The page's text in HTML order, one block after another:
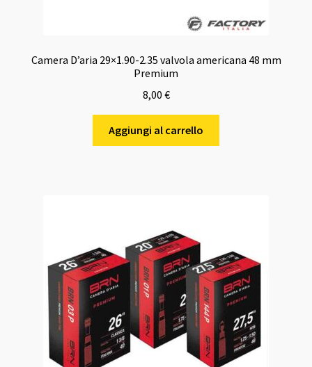
Camera D’aria 29×1.90-2.35 valvola americana 48 mm
Premium
8,00 €
Aggiungi al carrello